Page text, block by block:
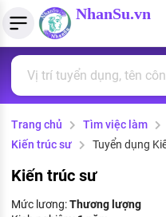
NhanSu.vn
Tìm việc làm
Việc làm ngành luật
Việc làm tốt nhất
Quản lý CV
Tải CV lên
MẪU CV THEO STYLE
Tính lương Gross - Net
Tính thuế thu nhập cá
PHÁP LUẬT VIỆT NAM
Văn bản pháp luật
Chính sách mới
PHÁP LUẬT LAO ĐỘNG
Lao động và tiền lương
Trang chủ Tìm việc làm
Kiến trúc sư
Tuyển dụng
Kiến trúc sư
Mức lương:Thương lượng